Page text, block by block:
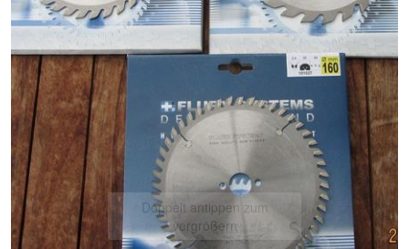
Doppelt antippen zum
vergrößern